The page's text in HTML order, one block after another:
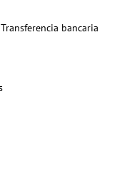
bancaria